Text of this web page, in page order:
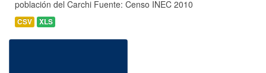
población del Carchi Fuente: Censo INEC 2010
CSV XLS